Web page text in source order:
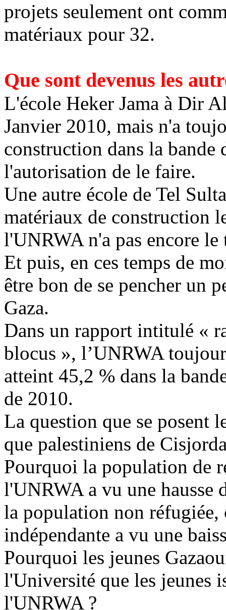
projets seulement ont
matériaux pour 32.
Que sont devenus les
L'école Heker Jama à Dir
Janvier 2010, mais n'a
construction dans la bande
l'autorisation de le faire.
Une autre école de Tel
matériaux de construction
l'UNRWA n'a pas encore
Et puis, en ces temps de
être bon de se pencher un
Gaza.
Dans un rapport intitulé «
blocus », l’UNRWA
atteint 45,2 % dans la
de 2010.
La question que se posent
que palestiniens de
Pourquoi la population de
l'UNRWA a vu une hausse
la population non réfugiée,
indépendante a vu une
Pourquoi les jeunes
l'Université que les jeunes
l'UNRWA ?